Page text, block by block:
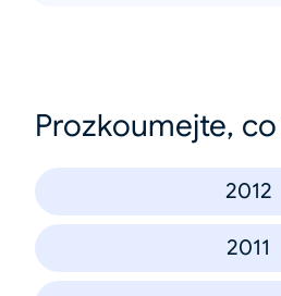
Prozkoumejte,
2012
2011